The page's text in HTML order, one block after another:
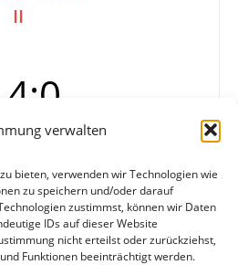
verwalten
bieten, verwenden wir Technologien wie
zu speichern und/oder darauf
zustimmst, können wir Daten
IDs auf dieser Website
nicht erteilst oder zurückziehst,
Funktionen beeinträchtigt werden.
II
4:0
(58.)
(72.)
(80.)